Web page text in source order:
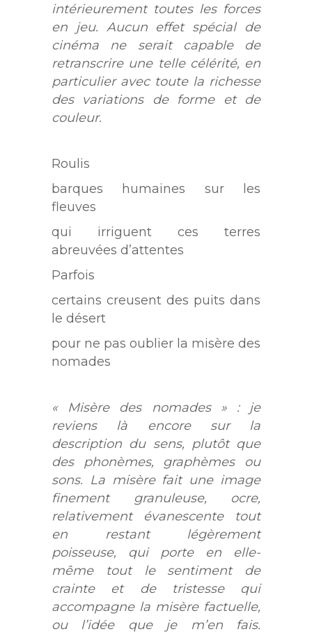
intérieurement toutes les forces
en jeu. Aucun effet spécial de
cinéma ne serait capable de
retranscrire une telle célérité, en
particulier avec toute la richesse
des variations de forme et de
couleur.
Roulis
barques humaines sur les
fleuves
qui irriguent ces terres
abreuvées d’attentes
Parfois
certains creusent des puits dans
le désert
pour ne pas oublier la misère des
nomades
« Misère des nomades » : je
reviens là encore sur la
description du sens, plutôt que
des phonèmes, graphèmes ou
sons. La misère fait une image
finement granuleuse, ocre,
relativement évanescente tout
en restant légèrement
poisseuse, qui porte en elle-
même tout le sentiment de
crainte et de tristesse qui
accompagne la misère factuelle,
ou l’idée que je m’en fais.